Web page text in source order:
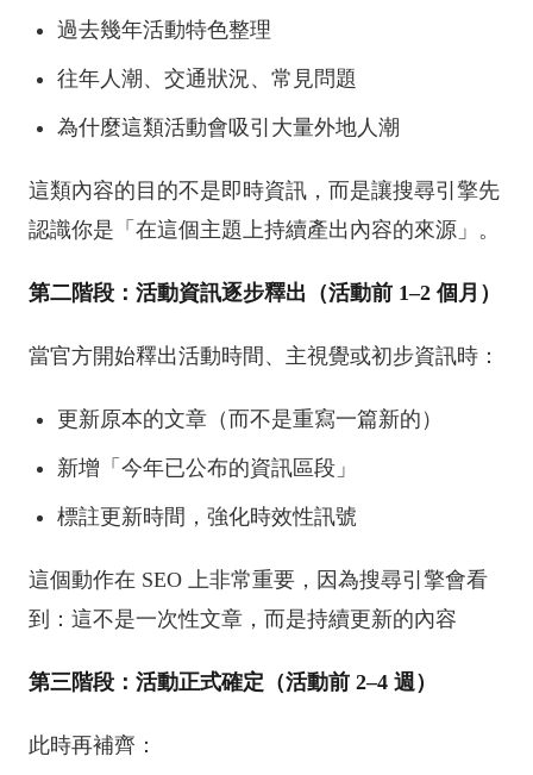
過去幾年活動特色整理
往年人潮、交通狀況、常見問題
為什麼這類活動會吸引大量外地人潮
這類內容的目的不是即時資訊，而是讓搜尋引擎先
認識你是「在這個主題上持續產出內容的來源」。
第二階段：活動資訊逐步釋出（活動前 1–2 個月）
當官方開始釋出活動時間、主視覺或初步資訊時：
更新原本的文章（而不是重寫一篇新的）
新增「今年已公布的資訊區段」
標註更新時間，強化時效性訊號
這個動作在 SEO 上非常重要，因為搜尋引擎會看
到：這不是一次性文章，而是持續更新的內容
第三階段：活動正式確定（活動前 2–4 週）
此時再補齊：